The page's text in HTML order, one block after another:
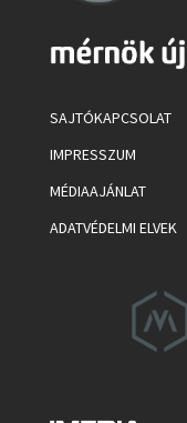
SAJTÓKAPCSOLAT
IMPRESSZUM
MÉDIAAJÁNLAT
ADATVÉDELMI ELVEK